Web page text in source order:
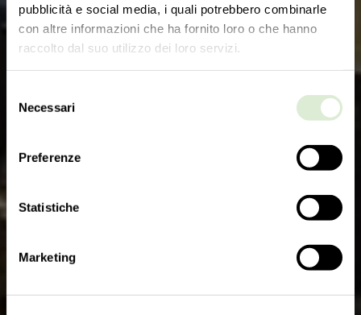
pubblicità e social media, i quali potrebbero combinarle
con altre informazioni che ha fornito loro o che hanno
raccolto dal suo utilizzo dei loro servizi.
delNecessari
Preferenze
Statistiche
Marketing